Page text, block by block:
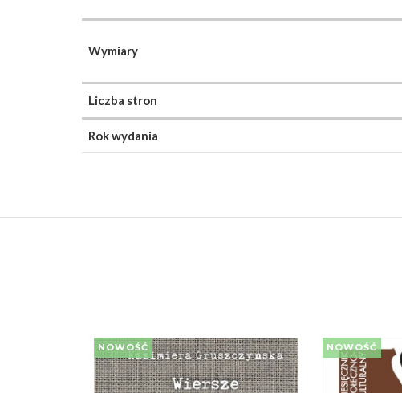
Wymiary
Liczba stron
Rok wydania
NOWOŚĆ NOWOŚĆ